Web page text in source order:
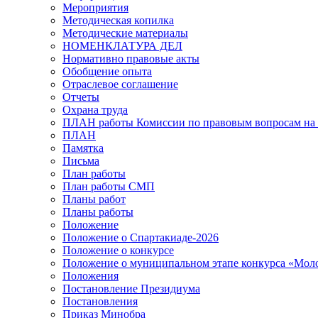
Мероприятия
Методическая копилка
Методические материалы
НОМЕНКЛАТУРА ДЕЛ
Нормативно правовые акты
Обобщение опыта
Отраслевое соглашение
Отчеты
Охрана труда
ПЛАН работы Комиссии по правовым вопросам на
ПЛАН
Памятка
Письма
План работы
План работы СМП
Планы работ
Планы работы
Положение
Положение о Спартакиаде-2026
Положение о конкурсе
Положение о муниципальном этапе конкурса
Положения
Постановление Президиума
Постановления
Приказ Минобра